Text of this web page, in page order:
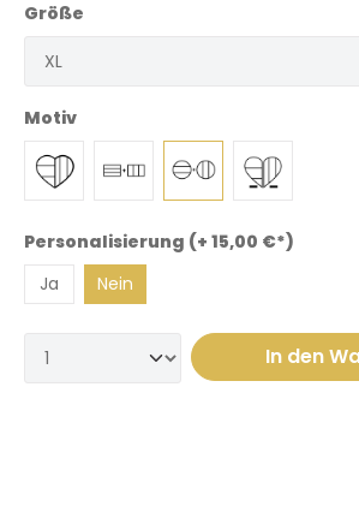
Größe
Motiv
Personalisierung (+ 15,00 €*)
Ja
Nein
In den